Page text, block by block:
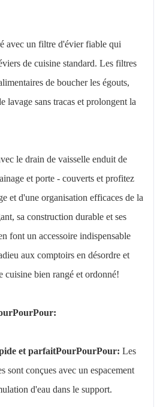
avec un filtre d'évier fiable qui
de cuisine standard. Les filtres
de boucher les égouts,
lavage sans tracas et prolongent la
le drain de vaisselle enduit de
et porte - couverts et profitez
et d'une organisation efficaces de la
sa construction durable et ses
font un accessoire indispensable
aux comptoirs en désordre et
cuisine bien rangé et ordonné!
et parfaitPourPourPour: Les
sont conçues avec un espacement
d'eau dans le support.